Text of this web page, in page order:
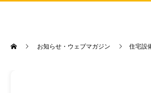
お知らせ・ウェブマガジン 住宅設